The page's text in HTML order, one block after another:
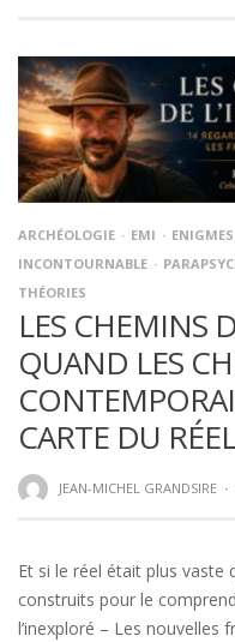
ARCHÉOLOGIE EMI
INCONTOURNABLE
THÉORIES
LES CHEMINS
QUAND LES
CARTE DU RÉEL
JEAN-MICHEL GRANDSIRE ·
Et si le réel était plus vaste
construits pour le
l’inexploré – Les nouvelles